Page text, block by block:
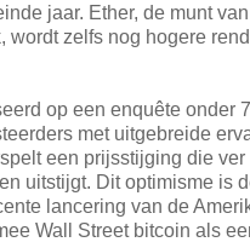
jaar. Ether, de munt
wordt zelfs nog hogere
op een enquête onder
met uitgebreide
een prijsstijging die
uitstijgt. Dit optimisme is
lancering van de
Wall Street bitcoin als